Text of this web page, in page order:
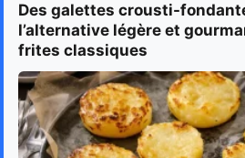
Des galettes crousti-
l’alternative légère et
frites classiques